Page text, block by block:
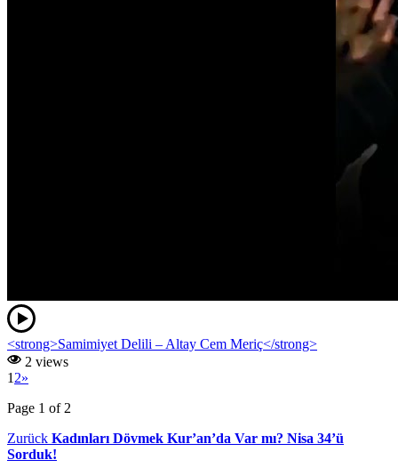
<strong>Samimiyet Delili – Altay Cem Meriç</strong>
2 views
1 2»
Page 1 of 2
Beitragsnavigation
Vorheriger
Beitrag
Zurück Kadınları Dövmek Kur’an’da Var mı? Nisa 34’ü
Sorduk!